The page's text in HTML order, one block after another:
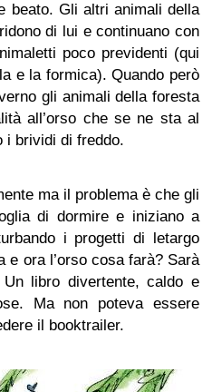
beato. Gli altri animali della
di lui e continuano con
poco previdenti (qui
e la formica). Quando però
gli animali della foresta
all’orso che se ne sta al
i brividi di freddo.
ma il problema è che gli
di dormire e iniziano a
i progetti di letargo
e ora l’orso cosa farà? Sarà
libro divertente, caldo e
Ma non poteva essere
il booktrailer.